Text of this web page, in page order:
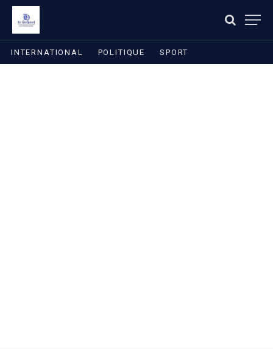
INTERNATIONAL POLITIQUE SPORT